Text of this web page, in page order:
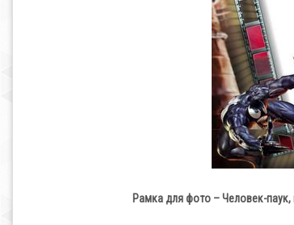
Рамка для фото – Человек-паук,